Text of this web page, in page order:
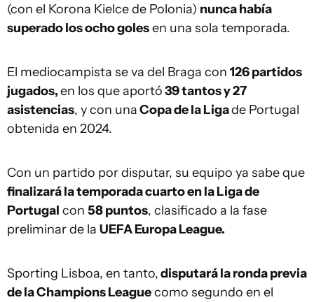
(con el Korona Kielce de Polonia) nunca había
superado los ocho golesen una sola temporada.
El mediocampista se va del Braga con 126 partidos
jugados,en los que aportó39 tantos y 27
asistencias, y con unaCopa de la Ligade Portugal
obtenida en 2024.
Con un partido por disputar, su equipo ya sabe que
finalizará la temporada cuarto en la Liga de
Portugal con 58 puntos, clasificado a la fase
preliminar de la UEFA Europa League.
Sporting Lisboa, en tanto,disputará la ronda previa
de la Champions Leaguecomo segundo en el